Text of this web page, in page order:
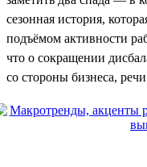
сезонная история,
подъёмом активности
что о сокращении
со стороны бизнеса,